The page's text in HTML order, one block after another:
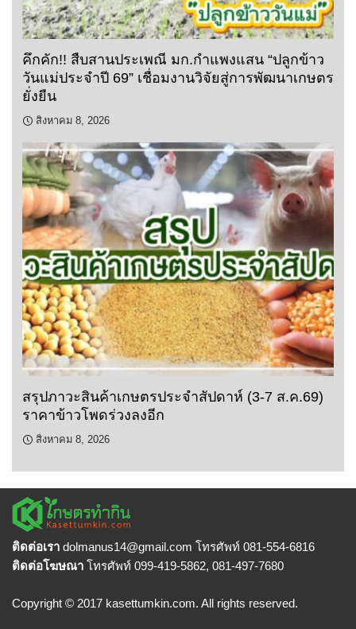
คึกคัก!! สืบสานประเพณี มก.กำแพงแสน “ปลูกข้าว
วันแม่ประจำปี 69” เชื่อมงานวิจัยสู่การพัฒนาเกษตร
ยั่งยืน
สิงหาคม 8, 2026
สรุปภาวะสินค้าเกษตรประจำสัปดาห์ (3-7 ส.ค.69)
ราคาข้าวโพดร่วงลงอีก
สิงหาคม 8, 2026
ติดต่อเรา dolmanus14@gmail.com โทรศัพท์ 081-554-6816
ติดต่อโฆษณา โทรศัพท์ 099-419-5862, 081-497-7680
Copyright © 2017 kasettumkin.com. All rights reserved.